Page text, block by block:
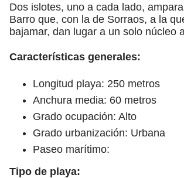
Dos islotes, uno a cada lado,
Barro que, con la de Sorraos, a la
bajamar, dan lugar a un solo núcleo
Características generales:
Longitud playa: 250 metros
Anchura media: 60 metros
Grado ocupación: Alto
Grado urbanización: Urbana
Paseo marítimo:
Tipo de playa: